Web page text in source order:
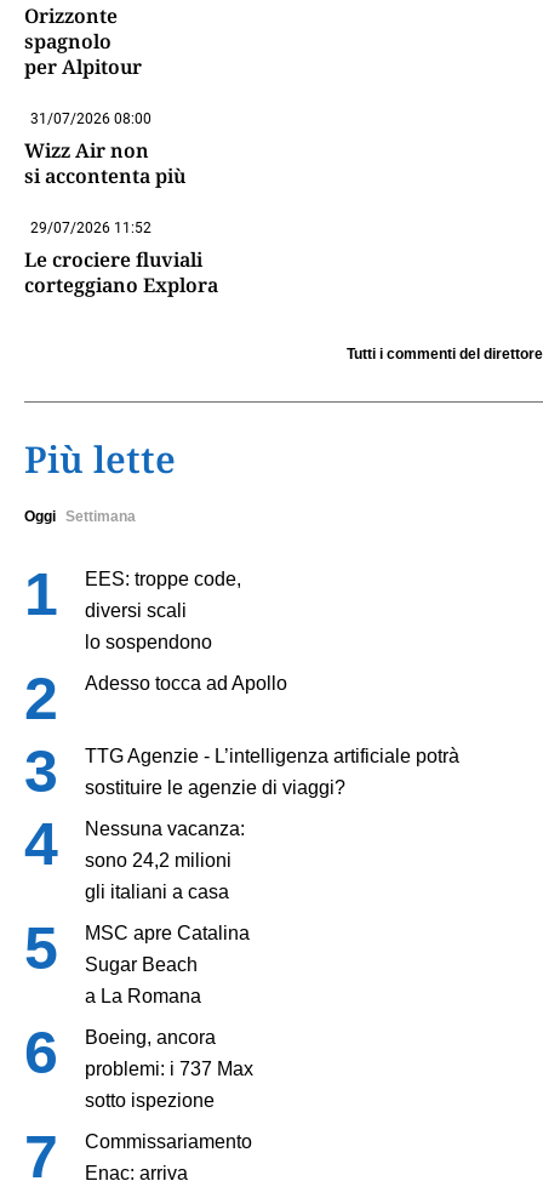
Orizzonte
spagnolo
per Alpitour
31/07/2026 08:00
Wizz Air non
si accontenta più
29/07/2026 11:52
Le crociere fluviali
corteggiano Explora
Tutti i commenti del direttore
Più lette
Oggi Settimana
EES: troppe code,
diversi scali
lo sospendono
Adesso tocca ad Apollo
TTG Agenzie - L’intelligenza artificiale potrà
sostituire le agenzie di viaggi?
Nessuna vacanza:
sono 24,2 milioni
gli italiani a casa
MSC apre Catalina
Sugar Beach
a La Romana
Boeing, ancora
problemi: i 737 Max
sotto ispezione
Commissariamento
Enac: arriva